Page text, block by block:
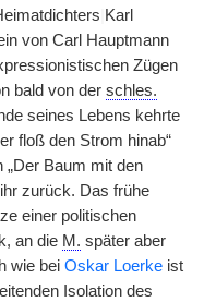
Karl
von Carl Hauptmann
Zügen
bald von der schles.
seines Lebens kehrte
floß den Strom hinab“
„Der Baum mit den
zurück. Das frühe
einer politischen
an die M. später aber
wie bei Oskar Loerke ist
Isolation des